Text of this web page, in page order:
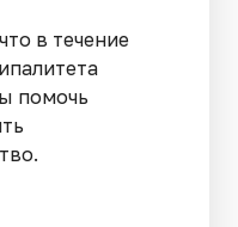
в течение
помочь